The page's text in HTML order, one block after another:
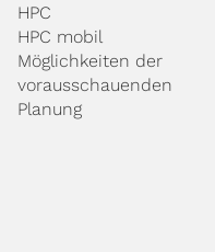
HPC
HPC mobil
Möglichkeiten der
vorausschauenden
Planung